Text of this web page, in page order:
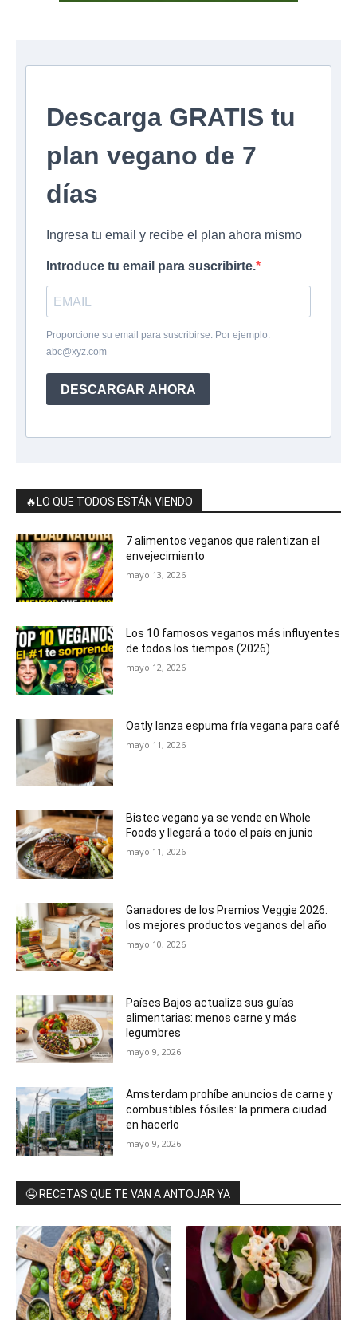
Descarga GRATIS tu
plan vegano de 7
días
Ingresa tu email y recibe el plan ahora mismo
Introduce tu email para suscribirte.
Proporcione su email para suscribirse. Por ejemplo:
abc@xyz.com
DESCARGAR AHORA
🔥LO QUE TODOS ESTÁN VIENDO
7 alimentos veganos que ralentizan el
envejecimiento
mayo 13, 2026
Los 10 famosos veganos más influyentes
de todos los tiempos (2026)
mayo 12, 2026
Oatly lanza espuma fría vegana para café
mayo 11, 2026
Bistec vegano ya se vende en Whole
Foods y llegará a todo el país en junio
mayo 11, 2026
Ganadores de los Premios Veggie 2026:
los mejores productos veganos del año
mayo 10, 2026
Países Bajos actualiza sus guías
alimentarias: menos carne y más
legumbres
mayo 9, 2026
Amsterdam prohíbe anuncios de carne y
combustibles fósiles: la primera ciudad
en hacerlo
mayo 9, 2026
🤤 RECETAS QUE TE VAN A ANTOJAR YA